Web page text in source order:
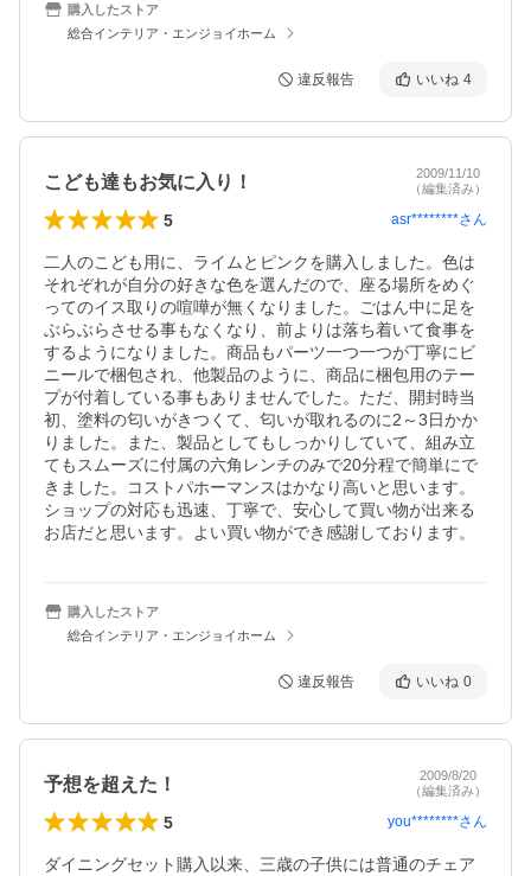
購入したストア
総合インテリア・エンジョイホーム
違反報告 いいね 4
こども達もお気に入り！
2009/11/10
（編集済み）
5 asr********さん
二人のこども用に、ライムとピンクを購入しました。色は
それぞれが自分の好きな色を選んだので、座る場所をめぐ
ってのイス取りの喧嘩が無くなりました。ごはん中に足を
ぶらぶらさせる事もなくなり、前よりは落ち着いて食事を
するようになりました。商品もパーツ一つ一つが丁寧にビ
ニールで梱包され、他製品のように、商品に梱包用のテー
プが付着している事もありませんでした。ただ、開封時当
初、塗料の匂いがきつくて、匂いが取れるのに2～3日かか
りました。また、製品としてもしっかりしていて、組み立
てもスムーズに付属の六角レンチのみで20分程で簡単にで
きました。コストパホーマンスはかなり高いと思います。
ショップの対応も迅速、丁寧で、安心して買い物が出来る
お店だと思います。よい買い物ができ感謝しております。
購入したストア
総合インテリア・エンジョイホーム
違反報告 いいね 0
予想を超えた！
2009/8/20
（編集済み）
5 you********さん
ダイニングセット購入以来、三歳の子供には普通のチェア